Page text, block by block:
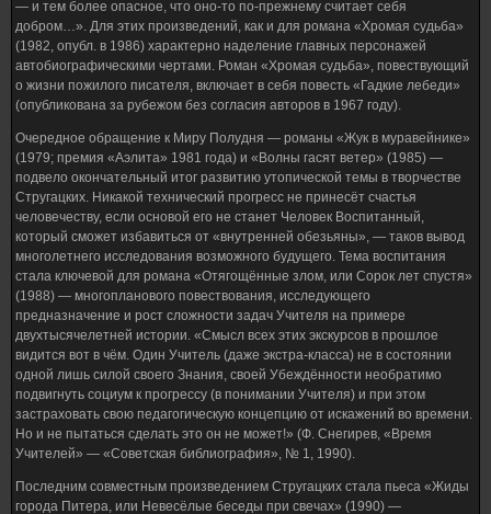
— и тем более опасное, что оно-то по-прежнему считает себя
добром…». Для этих произведений, как и для романа «Хромая судьба»
(1982, опубл. в 1986) характерно наделение главных персонажей
автобиографическими чертами. Роман «Хромая судьба», повествующий
о жизни пожилого писателя, включает в себя повесть «Гадкие лебеди»
(опубликована за рубежом без согласия авторов в 1967 году).
Очередное обращение к Миру Полудня — романы «Жук в муравейнике»
(1979; премия «Аэлита» 1981 года) и «Волны гасят ветер» (1985) —
подвело окончательный итог развитию утопической темы в творчестве
Стругацких. Никакой технический прогресс не принесёт счастья
человечеству, если основой его не станет Человек Воспитанный,
который сможет избавиться от «внутренней обезьяны», — таков вывод
многолетнего исследования возможного будущего. Тема воспитания
стала ключевой для романа «Отягощённые злом, или Сорок лет спустя»
(1988) — многопланового повествования, исследующего
предназначение и рост сложности задач Учителя на примере
двухтысячелетней истории. «Смысл всех этих экскурсов в прошлое
видится вот в чём. Один Учитель (даже экстра-класса) не в состоянии
одной лишь силой своего Знания, своей Убеждённости необратимо
подвигнуть социум к прогрессу (в понимании Учителя) и при этом
застраховать свою педагогическую концепцию от искажений во времени.
Но и не пытаться сделать это он не может!» (Ф. Снегирев, «Время
Учителей» — «Советская библиография», № 1, 1990).
Последним совместным произведением Стругацких стала пьеса «Жиды
города Питера, или Невесёлые беседы при свечах» (1990) —